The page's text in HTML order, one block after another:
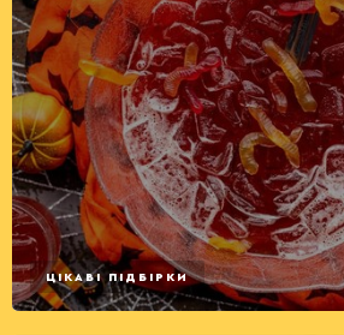
ЦІКАВІ ПІДБІРКИ